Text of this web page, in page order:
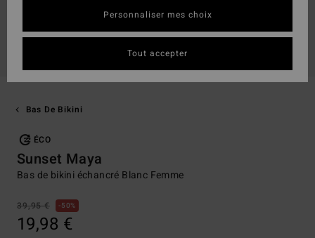
Bas De Bikini
ÉCO
Sunset Maya
Bas de bikini échancré Blanc Femme
39,95 € 50%
19,98 €
Personnaliser mes choix
Tout accepter